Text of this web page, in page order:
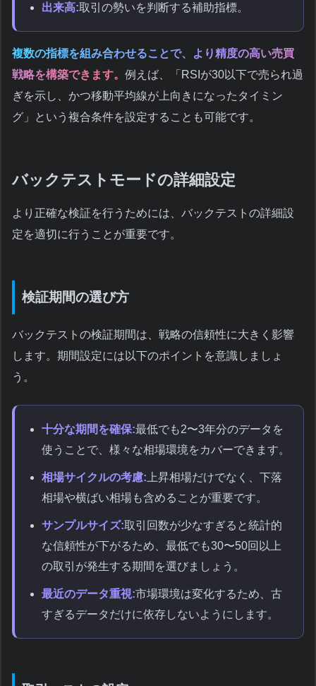
出来高:取引の勢いを判断する補助指標。
複数の指標を組み合わせることで、より精度の高い売買
戦略を構築できます。 例えば、「RSIが30以下で売られ過
ぎを示し、かつ移動平均線が上向きになったタイミン
グ」という複合条件を設定することも可能です。
バックテストモードの詳細設定
より正確な検証を行うためには、バックテストの詳細設
定を適切に行うことが重要です。
検証期間の選び方
バックテストの検証期間は、戦略の信頼性に大きく影響
します。期間設定には以下のポイントを意識しましょ
う。
十分な期間を確保:最低でも2〜3年分のデータを
使うことで、様々な相場環境をカバーできます。
相場サイクルの考慮: 上昇相場だけでなく、下落
相場や横ばい相場も含めることが重要です。
サンプルサイズ:取引回数が少なすぎると統計的
な信頼性が下がるため、最低でも30〜50回以上
の取引が発生する期間を選びましょう。
最近のデータ重視:市場環境は変化するため、古
すぎるデータだけに依存しないようにします。